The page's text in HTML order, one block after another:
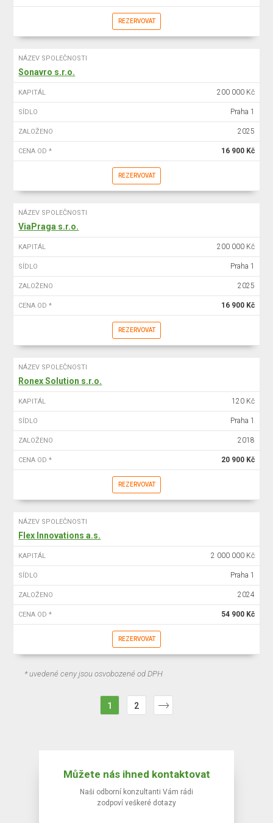
REZERVOVAT
NÁZEV SPOLEČNOSTI
Sonavro s.r.o.
KAPITÁL 200 000 Kč
SÍDLO Praha 1
ZALOŽENO 2025
CENA OD * 16 900 Kč
REZERVOVAT
NÁZEV SPOLEČNOSTI
ViaPraga s.r.o.
KAPITÁL 200 000 Kč
SÍDLO Praha 1
ZALOŽENO 2025
CENA OD * 16 900 Kč
REZERVOVAT
NÁZEV SPOLEČNOSTI
Ronex Solution s.r.o.
KAPITÁL 120 Kč
SÍDLO Praha 1
ZALOŽENO 2018
CENA OD * 20 900 Kč
REZERVOVAT
NÁZEV SPOLEČNOSTI
Flex Innovations a.s.
KAPITÁL 2 000 000 Kč
SÍDLO Praha 1
ZALOŽENO 2024
CENA OD * 54 900 Kč
REZERVOVAT
* uvedené ceny jsou osvobozené od DPH
1 2
Můžete nás ihned kontaktovat
Naši odborní konzultanti Vám rádi
zodpoví veškeré dotazy